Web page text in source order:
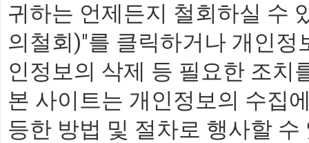
귀하는 언제든지 철회하실 수
의철회)"를 클릭하거나 개인
인정보의 삭제 등 필요한 조치
본 사이트는 개인정보의 수집
등한 방법 및 절차로 행사할